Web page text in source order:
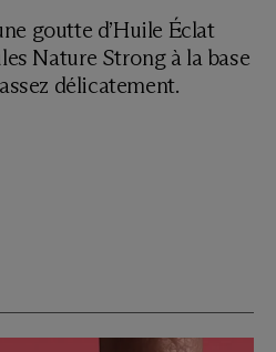
goutte d’Huile Éclat
Nature Strong à la base
délicatement.